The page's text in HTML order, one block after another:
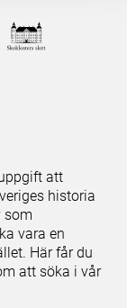
att
historia
som
vara en
Här får du
att söka i vår